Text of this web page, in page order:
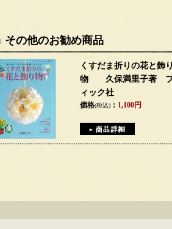
その他のお勧め商品
くすだま折りの花と飾り
物 久保満里子著
ィック社
価格(税込) ： 1,100円